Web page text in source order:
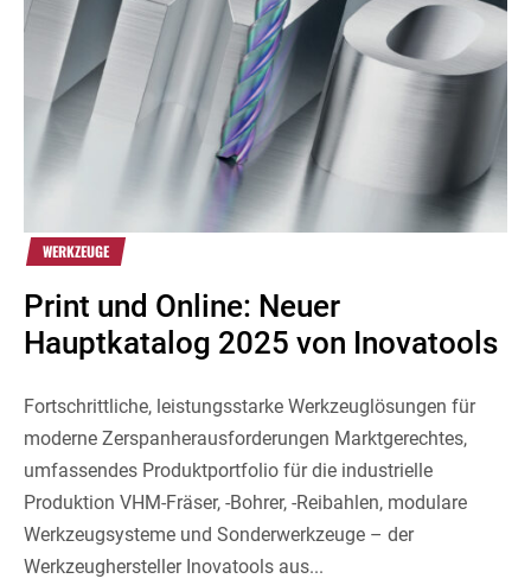
WERKZEUGE
Print und Online: Neuer
Hauptkatalog 2025 von Inovatools
Fortschrittliche, leistungsstarke Werkzeuglösungen für
moderne Zerspanherausforderungen Marktgerechtes,
umfassendes Produktportfolio für die industrielle
Produktion VHM-Fräser, -Bohrer, -Reibahlen, modulare
Werkzeugsysteme und Sonderwerkzeuge – der
Werkzeughersteller Inovatools aus...